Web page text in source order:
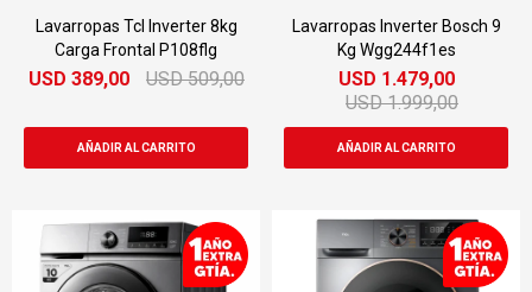
Lavarropas Tcl Inverter 8kg
Carga Frontal P108flg
USD 389,00 USD 509,00
Lavarropas Inverter Bosch 9
Kg Wgg244f1es
USD 1.479,00
USD 1.999,00